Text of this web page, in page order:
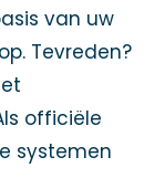
van uw
Tevreden?
officiële
systemen